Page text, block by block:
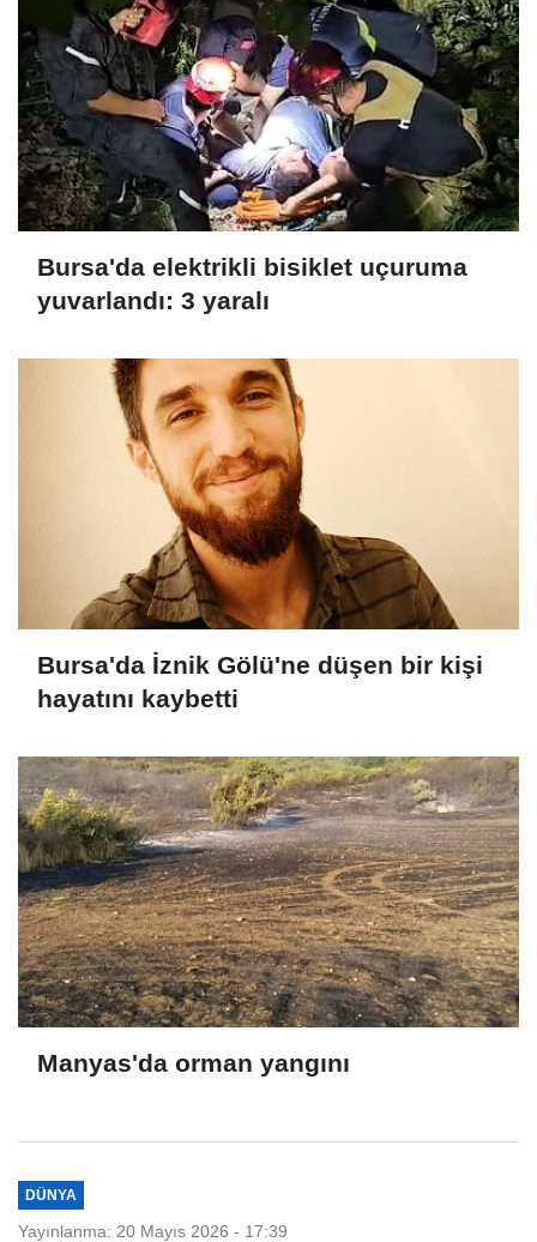
Bursa'da elektrikli bisiklet uçuruma
yuvarlandı: 3 yaralı
Bursa'da İznik Gölü'ne düşen bir kişi
hayatını kaybetti
Manyas'da orman yangını
DÜNYA
Yayınlanma: 20 Mayıs 2026 - 17:39